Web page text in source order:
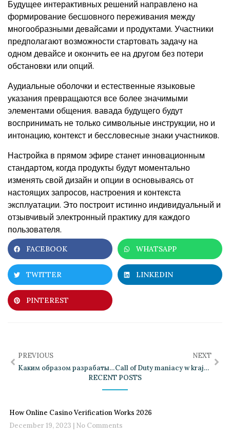
Будущее интерактивных решений направлено на
формирование бесшовного переживания между
многообразными девайсами и продуктами. Участники
предполагают возможности стартовать задачу на
одном девайсе и окончить ее на другом без потери
обстановки или опций.
Аудиальные оболочки и естественные языковые
указания превращаются все более значимыми
элементами общения. вавада будущего будут
воспринимать не только символьные инструкции, но и
интонацию, контекст и бессловесные знаки участников.
Настройка в прямом эфире станет инновационным
стандартом, когда продукты будут моментально
изменять свой дизайн и опции в основываясь от
настоящих запросов, настроения и контекста
эксплуатации. Это построит истинно индивидуальный и
отзывчивый электронный практику для каждого
пользователя.
FACEBOOK WHATSAPP
TWITTER LINKEDIN
PINTEREST
PREVIOUS
Каким образом разрабатываются электронные механики интеракции
NEXT
Call of Duty maniacy w kraju nad Wisłą
RECENT POSTS
How Online Casino Verification Works 2026
December 19, 2023
No Comments